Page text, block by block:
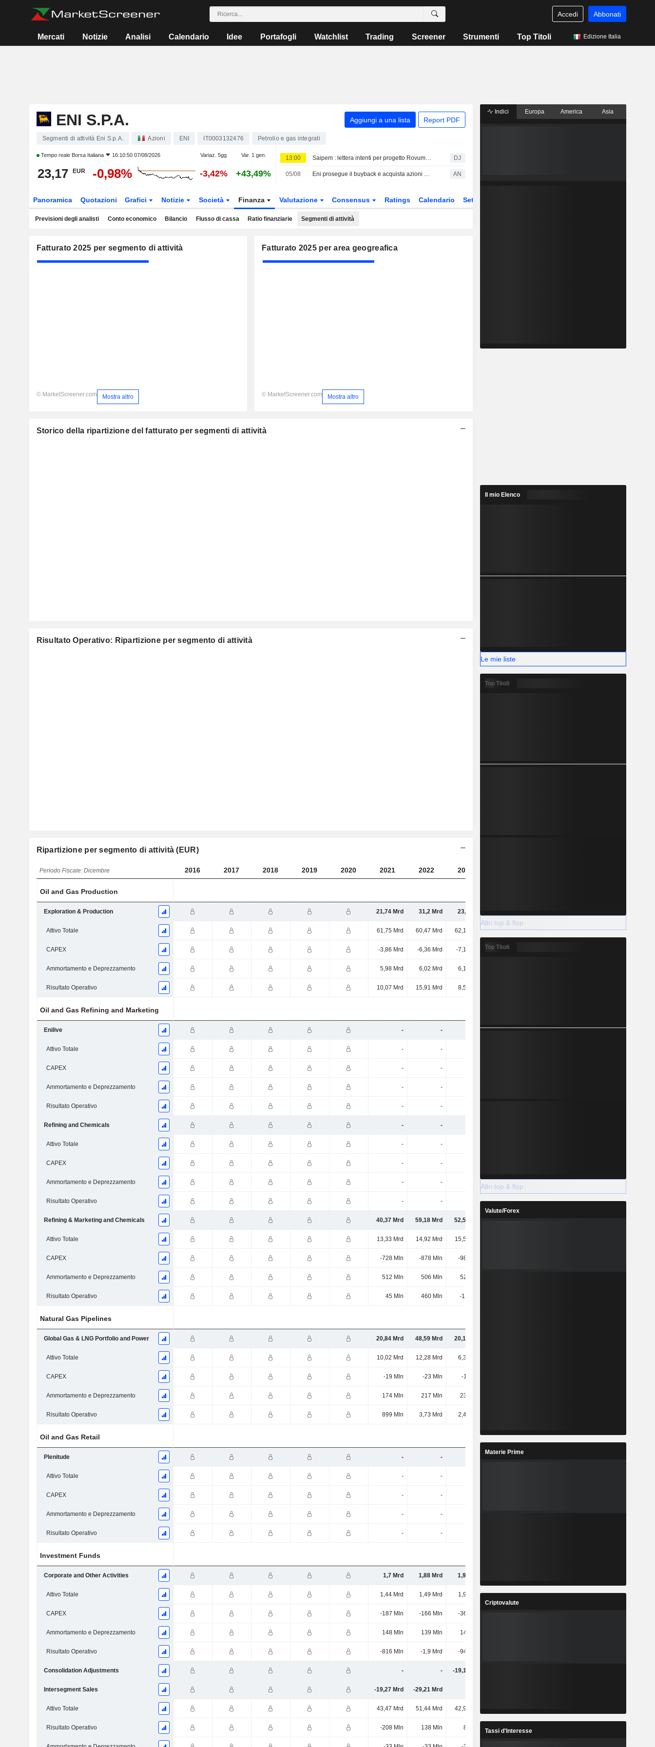
Accedi Abbonati
Mercati Notizie Analisi Calendario Idee Portafogli Watchlist Trading Screener Strumenti Top Titoli Edizione Italia
ENI S.P.A. Aggiungi a una lista Report PDF
Segmenti di attività Eni S.p.A. Azioni ENI IT0003132476 Petrolio e gas integrati
Tempo reale Borsa Italiana 16:10:50 07/08/2026 Variaz. 5gg Var. 1 gen.
23,17 EUR -0,98% -3,42% +43,49%
13:00 Saipem : lettera intenti per progetto Rovuma Lng in Mozambico, valore 32 mln$ DJ
05/08 Eni prosegue il buyback e acquista azioni per EUR115 milioni AN
Panoramica Quotazioni Grafici Notizie Società Finanza Valutazione Consensus Ratings Calendario Settore
Previsioni degli analisti Conto economico Bilancio Flusso di cassa Ratio finanziarie Segmenti di attività
Fatturato 2025 per segmento di attività
© MarketScreener.com Mostra altro
Fatturato 2025 per area geogreafica
© MarketScreener.com Mostra altro
Storico della ripartizione del fatturato per segmenti di attività
Risultato Operativo: Ripartizione per segmento di attività
Ripartizione per segmento di attività (EUR)
Periodo Fiscale: Dicembre 2016 2017 2018 2019 2020 2021 2022 2023
Oil and Gas Production
Exploration & Production 21,74 Mrd 31,2 Mrd 23,9 Mrd
Attivo Totale 61,75 Mrd 60,47 Mrd 62,18 Mrd 67,57 Mrd 60,41 Mrd
CAPEX -3,86 Mrd -6,36 Mrd -7,13 Mrd -6,06 Mrd
Ammortamento e Deprezzamento 5,98 Mrd 6,02 Mrd 6,15 Mrd
Risultato Operativo 10,07 Mrd 15,91 Mrd 8,55 Mrd
Oil and Gas Refining and Marketing
Enilive - - - 21,14 Mrd 19,12 Mrd
Attivo Totale - -
CAPEX - -
Ammortamento e Deprezzamento - -
Risultato Operativo - -
Refining and Chemicals - -
Attivo Totale - -
CAPEX - -
Ammortamento e Deprezzamento - -
Risultato Operativo - - - -1,68 Mrd -2,48 Mrd
Refining & Marketing and Chemicals 40,37 Mrd 59,18 Mrd 52,56 Mrd -
Attivo Totale 13,33 Mrd 14,92 Mrd 15,53 Mrd
CAPEX -728 Mln -878 Mln -982 Mln
Ammortamento e Deprezzamento 512 Mln 506 Mln 524 Mln
Risultato Operativo 45 Mln 460 Mln -1,4 Mrd
Natural Gas Pipelines
Global Gas & LNG Portfolio and Power 20,84 Mrd 48,59 Mrd 20,14 Mrd
Attivo Totale 10,02 Mrd 12,28 Mrd 6,38 Mrd
CAPEX -19 Mln -23 Mln -16 Mln
Ammortamento e Deprezzamento 174 Mln 217 Mln 233 Mln
Risultato Operativo 899 Mln 3,73 Mrd 2,43 Mrd
Oil and Gas Retail
Plenitude - -
Attivo Totale - -
CAPEX - -
Ammortamento e Deprezzamento - -
Risultato Operativo - -
Investment Funds
Corporate and Other Activities 1,7 Mrd 1,88 Mrd 1,97 Mrd
Attivo Totale 1,44 Mrd 1,49 Mrd 1,95 Mrd 2,71 Mrd 2,63 Mrd
CAPEX -187 Mln -166 Mln -363 Mln
Ammortamento e Deprezzamento 148 Mln 139 Mln 142 Mln
Risultato Operativo -816 Mln -1,9 Mrd -943 Mln
Consolidation Adjustments - - -19,11 Mrd
Intersegment Sales -19,27 Mrd -29,21 Mrd
Attivo Totale 43,47 Mrd 51,44 Mrd 42,94 Mrd
Risultato Operativo -208 Mln 138 Mln 81 Mln -105 Mln
Indici Europa America Asia
Il mio Elenco
Le mie liste
Top Titoli
Altri top & flop
Top Titoli
Altri top & flop
Valute/Forex
Materie Prime
Criptovalute
Tassi d'Interesse